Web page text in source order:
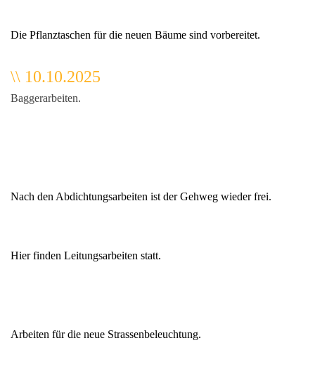
Die Pflanztaschen für die neuen Bäume sind vorbereitet.
\\ 10.10.2025
Baggerarbeiten.
Nach den Abdichtungsarbeiten ist der Gehweg wieder frei.
Hier finden Leitungsarbeiten statt.
Arbeiten für die neue Strassenbeleuchtung.